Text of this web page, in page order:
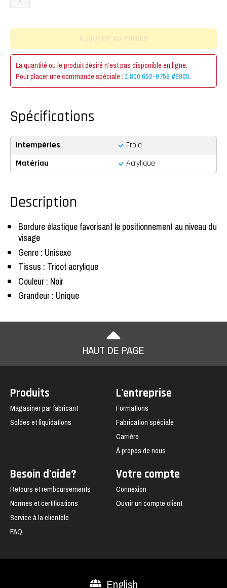
La quantité ou le produit désiré n’est pas disponible en ligne.
Pour placer une commande spéciale :1 800 652-9759 #6805.
Spécifications
Intempéries
Froid
Matériau
Acrylique
Description
Bordure élastique favorisant le positionnement au niveau du
visage
Genre : Unisexe
Tissus : Tricot acrylique
Couleur : Noir
Grandeur : Unique
HAUT DE PAGE
Produits
Magasiner par fabricant
Soldes et liquidations
L'entreprise
Formations
Fabrication spéciale
Carrière
À propos de nous
Besoin d'aide?
Retours et remboursements
Normes et certifications
Service à la clientèle
FAQ
Votre compte
Connexion
Ouvrir un compte client